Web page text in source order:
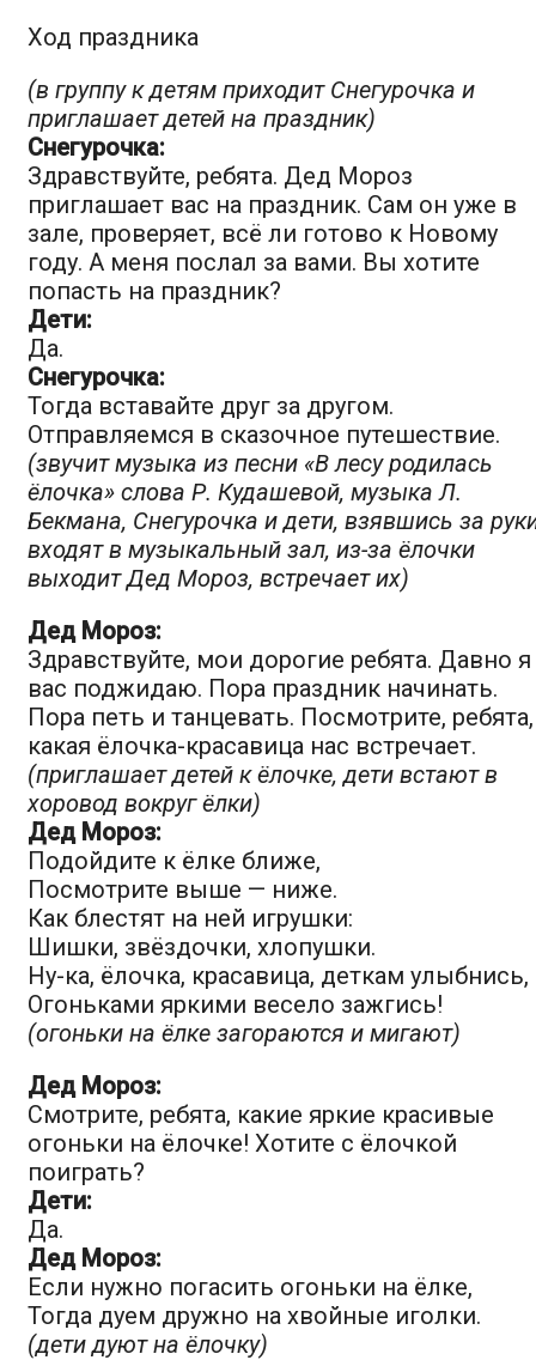
Ход праздника
(в группу к детям приходит Снегурочка и
приглашает детей на праздник)
Снегурочка:
Здравствуйте, ребята. Дед Мороз
приглашает вас на праздник. Сам он уже в
зале, проверяет, всё ли готово к Новому
году. А меня послал за вами. Вы хотите
попасть на праздник?
Дети:
Да.
Снегурочка:
Тогда вставайте друг за другом.
Отправляемся в сказочное путешествие.
(звучит музыка из песни «В лесу родилась
ёлочка» слова Р. Кудашевой, музыка Л.
Бекмана, Снегурочка и дети, взявшись за
входят в музыкальный зал, из-за ёлочки
выходит Дед Мороз, встречает их)
Дед Мороз:
Здравствуйте, мои дорогие ребята. Давно я
вас поджидаю. Пора праздник начинать.
Пора петь и танцевать. Посмотрите, ребята,
какая ёлочка-красавица нас встречает.
(приглашает детей к ёлочке, дети встают в
хоровод вокруг ёлки)
Дед Мороз:
Подойдите к ёлке ближе,
Посмотрите выше — ниже.
Как блестят на ней игрушки:
Шишки, звёздочки, хлопушки.
Ну-ка, ёлочка, красавица, деткам улыбнись,
Огоньками яркими весело зажгись!
(огоньки на ёлке загораются и мигают)
Дед Мороз:
Смотрите, ребята, какие яркие красивые
огоньки на ёлочке! Хотите с ёлочкой
поиграть?
Дети:
Да.
Дед Мороз:
Если нужно погасить огоньки на ёлке,
Тогда дуем дружно на хвойные иголки.
(дети дуют на ёлочку)